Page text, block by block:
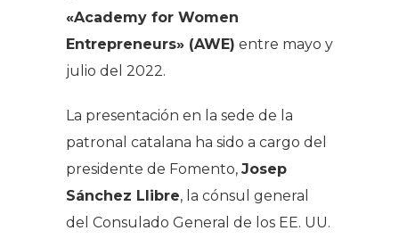
«Academy for Women
Entrepreneurs» (AWE) entre mayo y
julio del 2022.
La presentación en la sede de la
patronal catalana ha sido a cargo del
presidente de Fomento, Josep
Sánchez Llibre, la cónsul general
del Consulado General de los EE. UU.